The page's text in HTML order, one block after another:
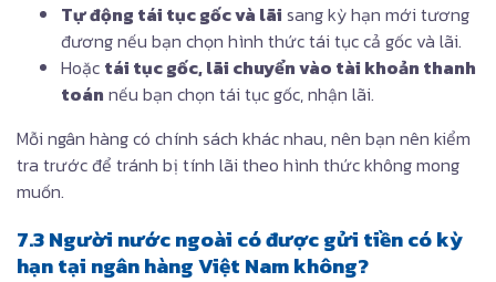
Tự động tái tục gốc và lãi sang kỳ hạn mới tương
đương nếu bạn chọn hình thức tái tục cả gốc và lãi.
Hoặc tái tục gốc, lãi chuyển vào tài khoản thanh
toán nếu bạn chọn tái tục gốc, nhận lãi.
Mỗi ngân hàng có chính sách khác nhau, nên bạn nên kiểm
tra trước để tránh bị tính lãi theo hình thức không mong
muốn.
7.3 Người nước ngoài có được gửi tiền có kỳ
hạn tại ngân hàng Việt Nam không?